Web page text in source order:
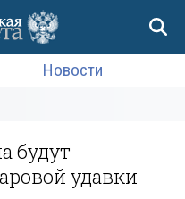
Новости
будут
удавки